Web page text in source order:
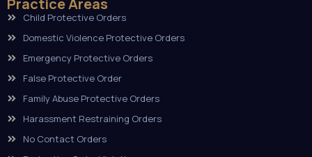
Child Protective Orders
Domestic Violence Protective Orders
Emergency Protective Orders
False Protective Order
Family Abuse Protective Orders
Harassment Restraining Orders
No Contact Orders